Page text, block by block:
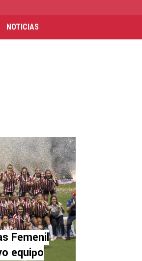
NOTICIAS
Femenil
equipo